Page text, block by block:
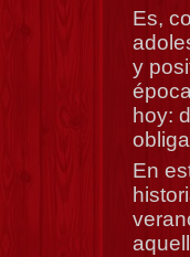
Es,
y
hoy:
En